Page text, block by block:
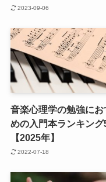
2023-09-06
音楽心理学の勉強にお
めの入門本ランキング
【2025年】
2022-07-18